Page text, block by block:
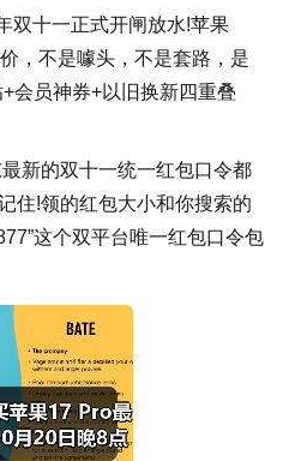
双十一正式开闸放水!苹果
，不是噱头，不是套路，是
会员神券+以旧换新四重叠
新的双十一统一红包口令都
住!领的红包大小和你搜索的
这个双平台唯一红包口令包